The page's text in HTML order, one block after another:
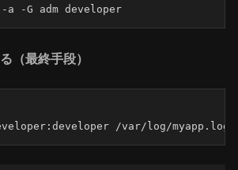
a -G adm developer
（最終手段）
/var/log/myapp.log